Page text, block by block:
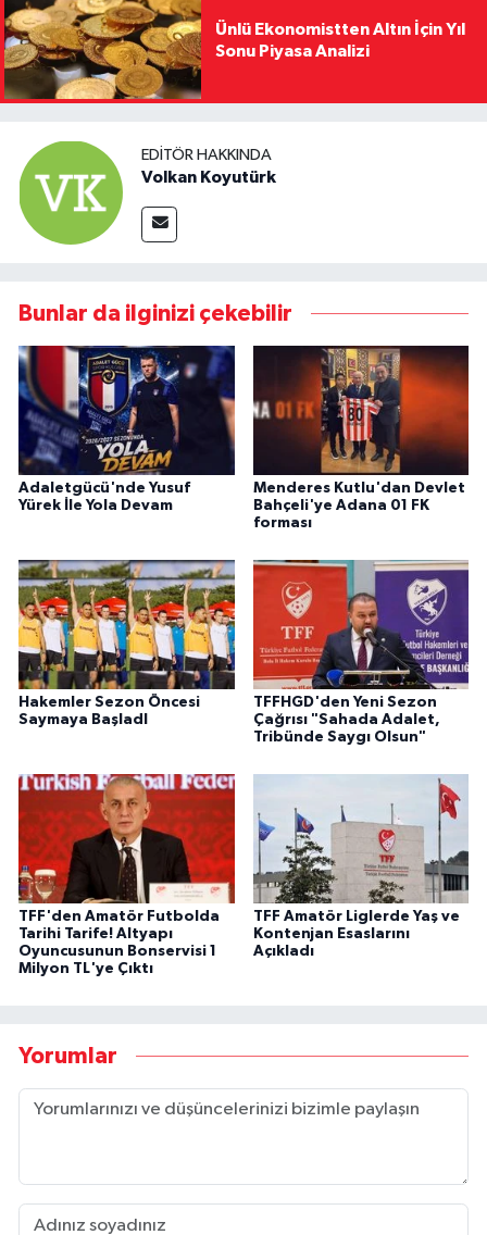
Ünlü Ekonomistten Altın İçin Yıl
Sonu Piyasa Analizi
EDITÖR HAKKINDA
Volkan Koyutürk
Bunlar da ilginizi çekebilir
Adaletgücü'nde Yusuf
Yürek İle Yola Devam
Menderes Kutlu'dan Devlet
Bahçeli'ye Adana 01 FK
forması
Hakemler Sezon Öncesi
Saymaya BaşladI
TFFHGD'den Yeni Sezon
Çağrısı "Sahada Adalet,
Tribünde Saygı Olsun"
TFF'den Amatör Futbolda
Tarihi Tarife! Altyapı
Oyuncusunun Bonservisi 1
Milyon TL'ye Çıktı
TFF Amatör Liglerde Yaş ve
Kontenjan Esaslarını
Açıkladı
Yorumlar